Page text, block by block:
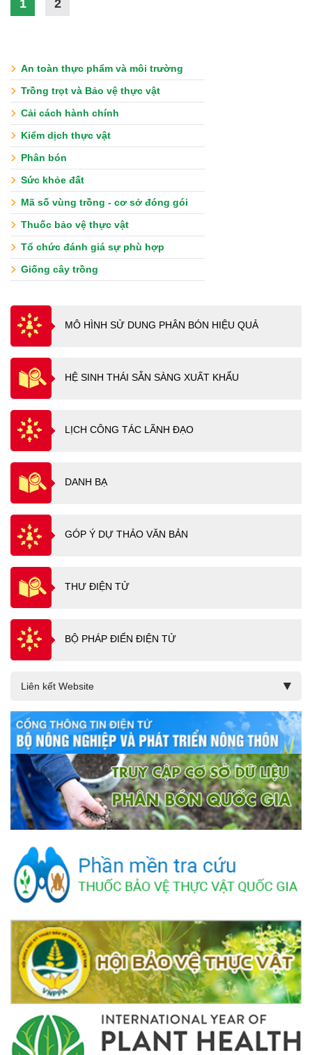
1 2
An toàn thực phẩm và môi trường
Trồng trọt và Bảo vệ thực vật
Cải cách hành chính
Kiểm dịch thực vật
Phân bón
Sức khỏe đất
Mã số vùng trồng - cơ sở đóng gói
Thuốc bảo vệ thực vật
Tổ chức đánh giá sự phù hợp
Giống cây trồng
MÔ HÌNH SỬ DUNG PHÂN BÓN HIỆU QUẢ
HỆ SINH THÁI SẴN SÀNG XUẤT KHẨU
LỊCH CÔNG TÁC LÃNH ĐẠO
DANH BẠ
GÓP Ý DỰ THẢO VĂN BẢN
THƯ ĐIỆN TỬ
BỘ PHÁP ĐIỂN ĐIỆN TỬ